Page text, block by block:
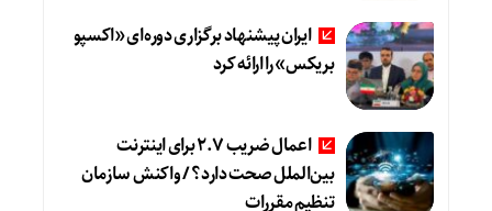
ایران پیشنهاد برگزاری دوره‌ای «اکسپو
بریکس» را ارائه کرد
اعمال ضریب ۲.۷ برای اینترنت
بین‌الملل صحت دارد؟ / واکنش سازمان
تنظیم مقررات